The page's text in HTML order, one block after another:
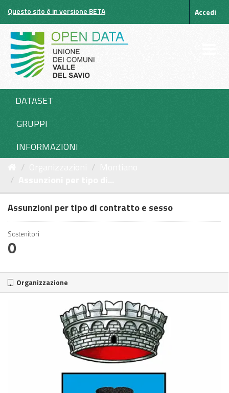
Salta
contenuto
Questo sito è in versione BETA Accedi
DATASET
GRUPPI
INFORMAZIONI
Assunzioni per tipo di contratto e sesso
Sostenitori
0
Organizzazione